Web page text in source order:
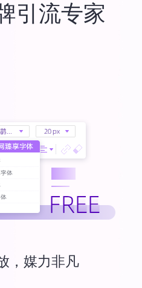
引流专家
，媒力非凡